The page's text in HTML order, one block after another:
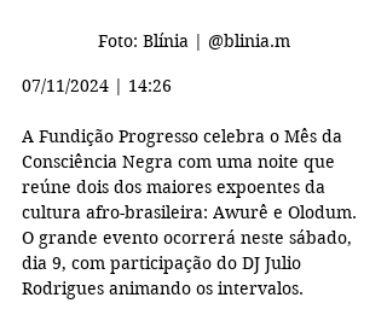
Foto: Blínia | @blinia.m
07/11/2024 | 14:26
A Fundição Progresso celebra o Mês da
Consciência Negra com uma noite que
reúne dois dos maiores expoentes da
cultura afro-brasileira: Awurê e Olodum.
O grande evento ocorrerá neste sábado,
dia 9, com participação do DJ Julio
Rodrigues animando os intervalos.